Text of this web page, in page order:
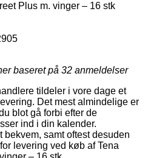
Plus m. vinger – 16 stk
baseret på 32 anmeldelser
tildeler i vore dage et
Det mest almindelige er
blot gå forbi efter de
ind i din kalender.
samt oftest desuden
levering ved køb af Tena